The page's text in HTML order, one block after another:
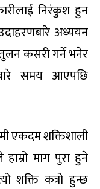
निरंकुश हुन
अध्ययन
कसरी गर्ने भनेर
समय आएपछि
एकदम शक्तिशाली
माग पुरा हुने
शक्ति कत्रो हुन्छ